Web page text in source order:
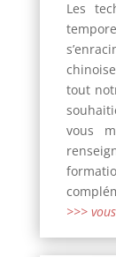
Les
tout
vous
>>>